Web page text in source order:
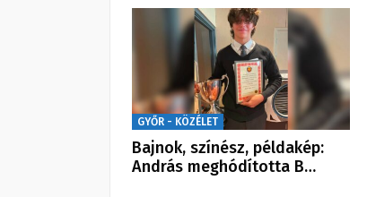
GYŐR - KÖZÉLET
Bajnok, színész, példakép:
András meghódította B…